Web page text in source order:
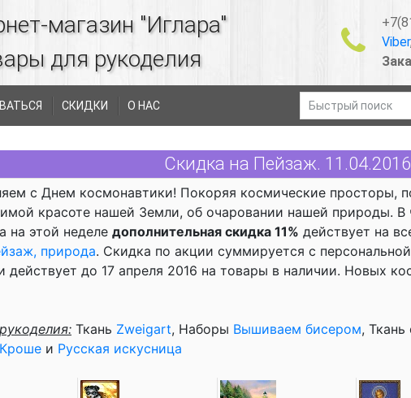
магазин "Иглара"
для рукоделия
Viber,
СКИДКИ О НАС
Скидка на Пейзаж. 11.04.2016
с Днем космонавтики! Покоряя космические просторы,
красоте нашей Земли, об очаровании нашей природы. В
на этой неделе дополнительная скидка 11% действует на
природа. Скидка по акции суммируется с
действует до 17 апреля 2016 на товары в наличии. Новых
Ткань Zweigart, Наборы Вышиваем бисером,
Кроше и Русская искусница